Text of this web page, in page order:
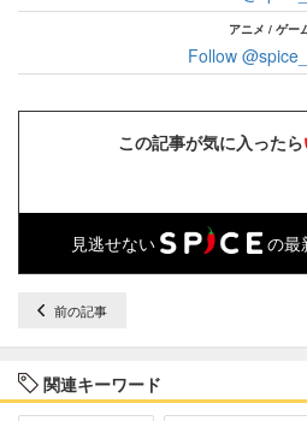
アニメ / ゲー
Follow
この記事が気に入ったら
見逃せない の最
前の記事
関連キーワード